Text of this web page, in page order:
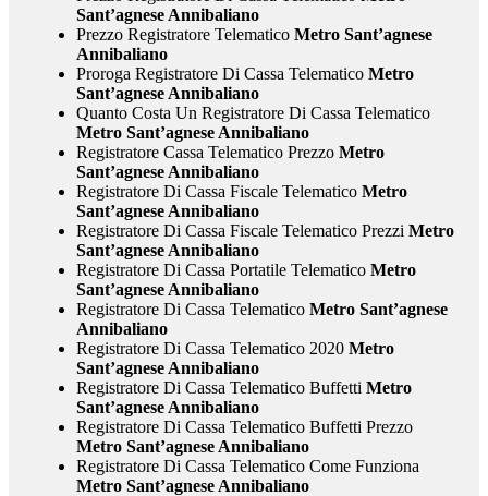
Sant’agnese Annibaliano
Prezzo Registratore TelematicoMetro Sant’agnese
Annibaliano
Proroga Registratore Di Cassa TelematicoMetro
Sant’agnese Annibaliano
Quanto Costa Un Registratore Di Cassa Telematico
Metro Sant’agnese Annibaliano
Registratore Cassa Telematico PrezzoMetro
Sant’agnese Annibaliano
Registratore Di Cassa Fiscale TelematicoMetro
Sant’agnese Annibaliano
Registratore Di Cassa Fiscale Telematico Prezzi Metro
Sant’agnese Annibaliano
Registratore Di Cassa Portatile TelematicoMetro
Sant’agnese Annibaliano
Registratore Di Cassa TelematicoMetro Sant’agnese
Annibaliano
Registratore Di Cassa Telematico 2020Metro
Sant’agnese Annibaliano
Registratore Di Cassa Telematico Buffetti Metro
Sant’agnese Annibaliano
Registratore Di Cassa Telematico Buffetti Prezzo
Metro Sant’agnese Annibaliano
Registratore Di Cassa Telematico Come Funziona
Metro Sant’agnese Annibaliano